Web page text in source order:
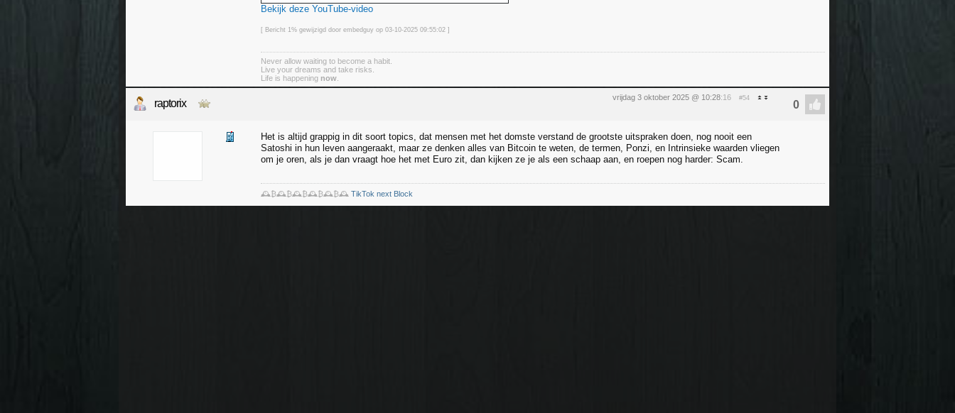
Bekijk deze YouTube-video
[ Bericht 1% gewijzigd door embedguy op 03-10-2025 09:55:02 ]
Never allow waiting to become a habit.
Live your dreams and take risks.
Life is happening now
vrijdag 3 oktober 2025 @ 10:28:16 #54
raptorix
Het is altijd grappig in dit soort topics, dat mensen met het domste verstand de grootste uitspraken doen, nog nooit een
Satoshi in hun leven aangeraakt, maar ze denken alles van Bitcoin te weten, de termen, Ponzi, en Intrinsieke waarden vliegen
om je oren, als je dan vraagt hoe het met Euro zit, dan kijken ze je als een schaap aan, en roepen nog harder: Scam.
🕰️₿🕰️₿🕰️₿🕰️₿🕰️₿🕰️ TikTok next Block